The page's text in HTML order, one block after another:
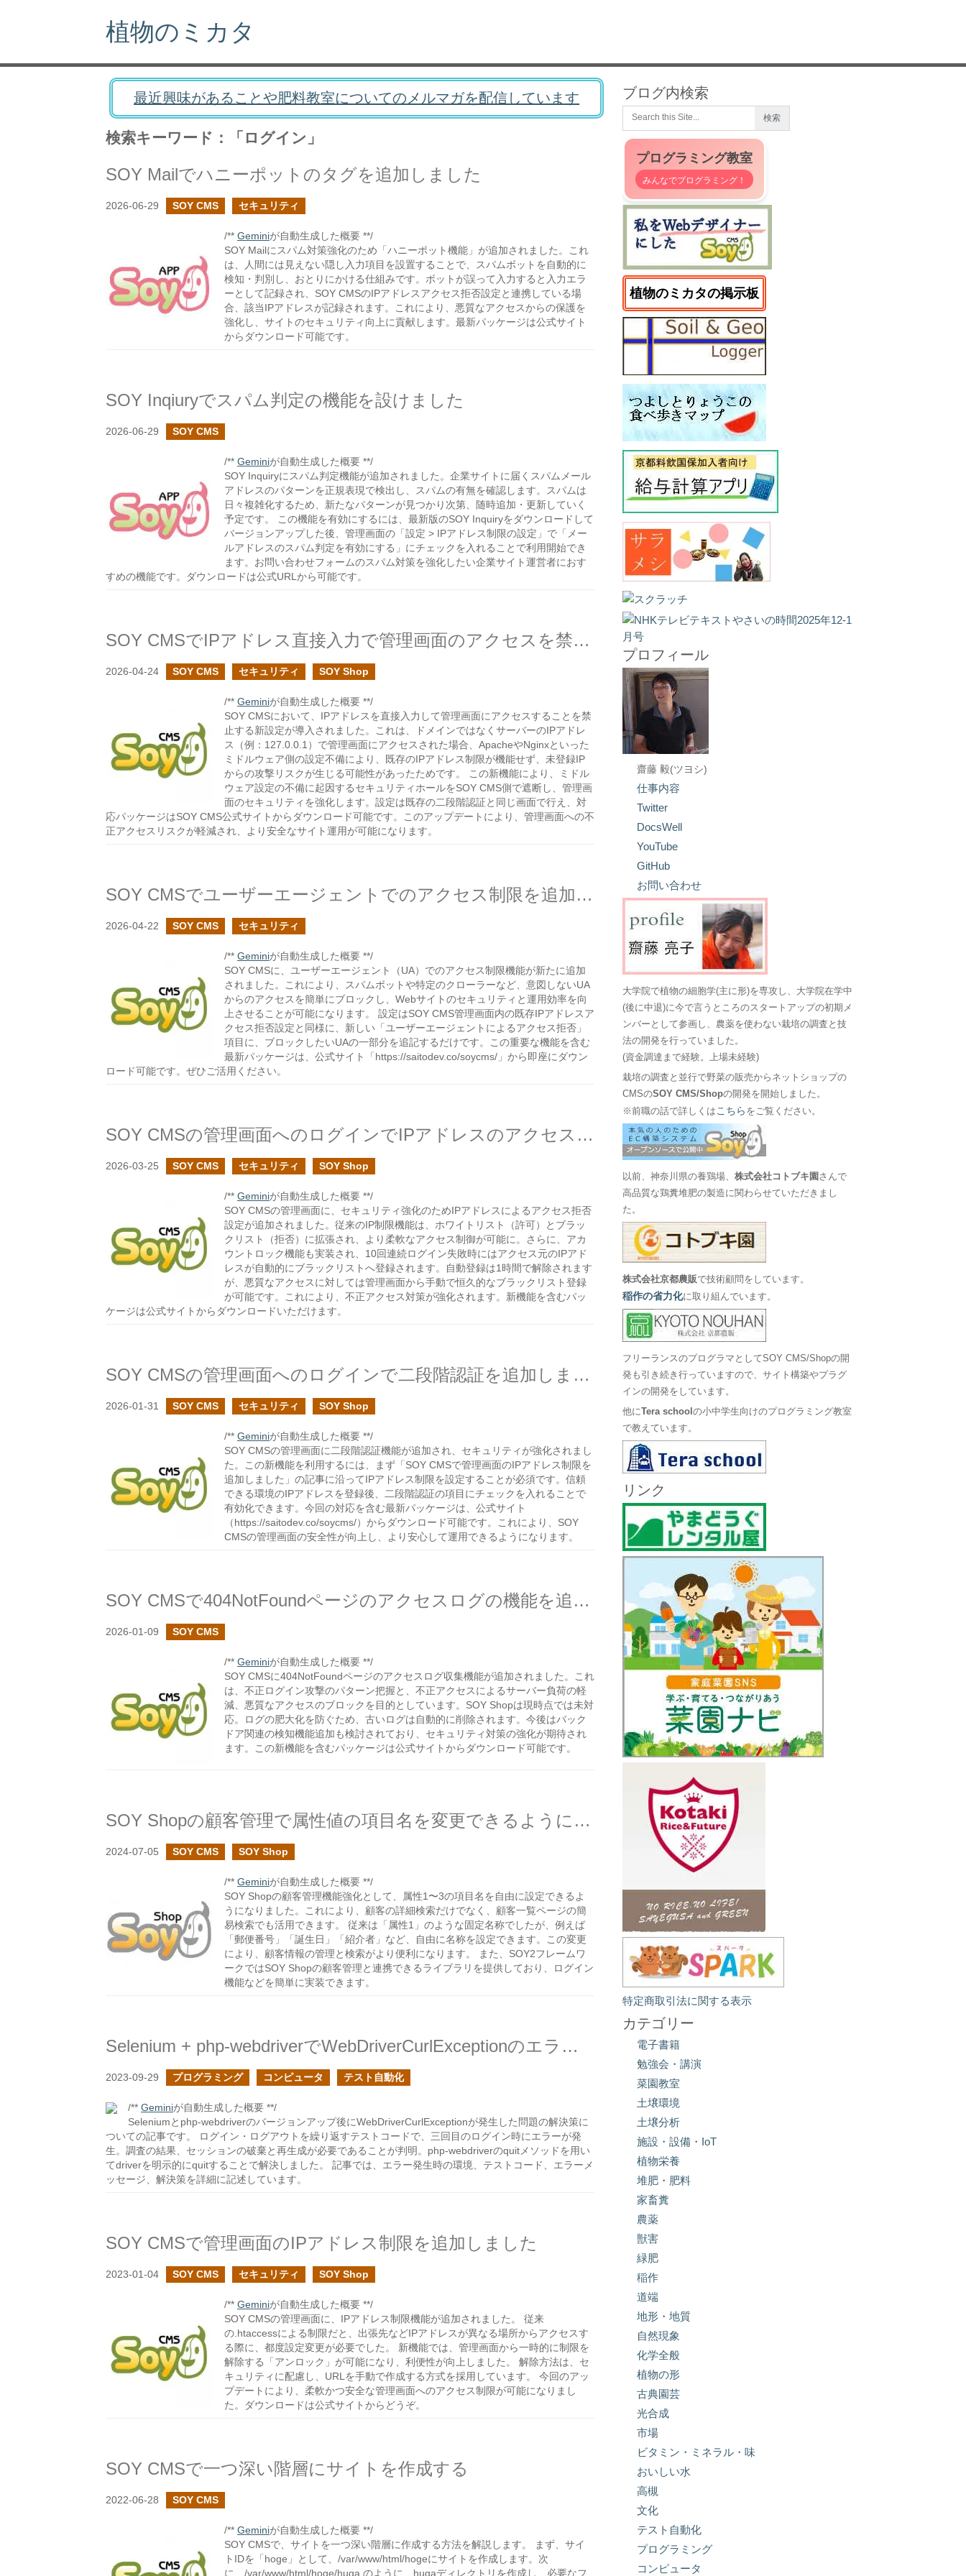
植物のミカタ
最近興味があることや肥料教室についてのメルマガを配信しています
検索キーワード：「ログイン」
SOY Mailでハニーポットのタグを追加しました
2026-06-29 SOY CMS セキュリティ
/** Geminiが自動生成した概要 **/
SOY Mailにスパム対策強化のため「ハニーポット機能」が追加されました。これ
は、人間には見えない隠し入力項目を設置することで、スパムボットを自動的に
検知・判別し、おとりにかける仕組みです。ボットが誤って入力すると入力エラ
ーとして記録され、SOY CMSのIPアドレスアクセス拒否設定と連携している場
合、該当IPアドレスが記録されます。これにより、悪質なアクセスからの保護を
強化し、サイトのセキュリティ向上に貢献します。最新パッケージは公式サイト
からダウンロード可能です。
SOY Inqiuryでスパム判定の機能を設けました
2026-06-29 SOY CMS
/** Geminiが自動生成した概要 **/
SOY Inquiryにスパム判定機能が追加されました。企業サイトに届くスパムメール
アドレスのパターンを正規表現で検出し、スパムの有無を確認します。スパムは
日々複雑化するため、新たなパターンが見つかり次第、随時追加・更新していく
予定です。 この機能を有効にするには、最新版のSOY Inquiryをダウンロードして
バージョンアップした後、管理画面の「設定 > IPアドレス制限の設定」で「メー
ルアドレスのスパム判定を有効にする」にチェックを入れることで利用開始でき
ます。お問い合わせフォームのスパム対策を強化したい企業サイト運営者におす
すめの機能です。ダウンロードは公式URLから可能です。
SOY CMSでIPアドレス直接入力で管理画面のアクセスを禁止する設定を設けました。
2026-04-24 SOY CMS セキュリティ SOY Shop
/** Geminiが自動生成した概要 **/
SOY CMSにおいて、IPアドレスを直接入力して管理画面にアクセスすることを禁
止する新設定が導入されました。これは、ドメインではなくサーバーのIPアドレ
ス（例：127.0.0.1）で管理画面にアクセスされた場合、ApacheやNginxといった
ミドルウェア側の設定不備により、既存のIPアドレス制限が機能せず、未登録IP
からの攻撃リスクが生じる可能性があったためです。 この新機能により、ミドル
ウェア設定の不備に起因するセキュリティホールをSOY CMS側で遮断し、管理画
面のセキュリティを強化します。設定は既存の二段階認証と同じ画面で行え、対
応パッケージはSOY CMS公式サイトからダウンロード可能です。このアップデートにより、管理画面への不
正アクセスリスクが軽減され、より安全なサイト運用が可能になります。
SOY CMSでユーザーエージェントでのアクセス制限を追加しました
2026-04-22 SOY CMS セキュリティ
/** Geminiが自動生成した概要 **/
SOY CMSに、ユーザーエージェント（UA）でのアクセス制限機能が新たに追加
されました。これにより、スパムボットや特定のクローラーなど、意図しないUA
からのアクセスを簡単にブロックし、Webサイトのセキュリティと運用効率を向
上させることが可能になります。 設定はSOY CMS管理画面内の既存IPアドレスア
クセス拒否設定と同様に、新しい「ユーザーエージェントによるアクセス拒否」
項目に、ブロックしたいUAの一部分を追記するだけです。この重要な機能を含む
最新パッケージは、公式サイト「https://saitodev.co/soycms/」から即座にダウン
ロード可能です。ぜひご活用ください。
SOY CMSの管理画面へのログインでIPアドレスのアクセス拒否設定を追加しました
2026-03-25 SOY CMS セキュリティ SOY Shop
/** Geminiが自動生成した概要 **/
SOY CMSの管理画面に、セキュリティ強化のためIPアドレスによるアクセス拒否
設定が追加されました。従来のIP制限機能は、ホワイトリスト（許可）とブラッ
クリスト（拒否）に拡張され、より柔軟なアクセス制御が可能に。さらに、アカ
ウントロック機能も実装され、10回連続ログイン失敗時にはアクセス元のIPアド
レスが自動的にブラックリストへ登録されます。自動登録は1時間で解除されます
が、悪質なアクセスに対しては管理画面から手動で恒久的なブラックリスト登録
が可能です。これにより、不正アクセス対策が強化されます。新機能を含むパッ
ケージは公式サイトからダウンロードいただけます。
SOY CMSの管理画面へのログインで二段階認証を追加しました
2026-01-31 SOY CMS セキュリティ SOY Shop
/** Geminiが自動生成した概要 **/
SOY CMSの管理画面に二段階認証機能が追加され、セキュリティが強化されまし
た。この新機能を利用するには、まず「SOY CMSで管理画面のIPアドレス制限を
追加しました」の記事に沿ってIPアドレス制限を設定することが必須です。信頼
できる環境のIPアドレスを登録後、二段階認証の項目にチェックを入れることで
有効化できます。今回の対応を含む最新パッケージは、公式サイト
（https://saitodev.co/soycms/）からダウンロード可能です。これにより、SOY
CMSの管理画面の安全性が向上し、より安心して運用できるようになります。
SOY CMSで404NotFoundページのアクセスログの機能を追加しました
2026-01-09 SOY CMS
/** Geminiが自動生成した概要 **/
SOY CMSに404NotFoundページのアクセスログ収集機能が追加されました。これ
は、不正ログイン攻撃のパターン把握と、不正アクセスによるサーバー負荷の軽
減、悪質なアクセスのブロックを目的としています。SOY Shopは現時点では未対
応。ログの肥大化を防ぐため、古いログは自動的に削除されます。今後はバック
ドア関連の検知機能追加も検討されており、セキュリティ対策の強化が期待され
ます。この新機能を含むパッケージは公式サイトからダウンロード可能です。
SOY Shopの顧客管理で属性値の項目名を変更できるようにしました
2024-07-05 SOY CMS SOY Shop
/** Geminiが自動生成した概要 **/
SOY Shopの顧客管理機能強化として、属性1〜3の項目名を自由に設定できるよ
うになりました。これにより、顧客の詳細検索だけでなく、顧客一覧ページの簡
易検索でも活用できます。 従来は「属性1」のような固定名称でしたが、例えば
「郵便番号」「誕生日」「紹介者」など、自由に名称を設定できます。この変更
により、顧客情報の管理と検索がより便利になります。 また、SOY2フレームワ
ークではSOY Shopの顧客管理と連携できるライブラリを提供しており、ログイン
機能などを簡単に実装できます。
Selenium + php-webdriverでWebDriverCurlExceptionのエラーにハマった時の対処
2023-09-29 プログラミング コンピュータ テスト自動化
/** Geminiが自動生成した概要 **/
Seleniumとphp-webdriverのバージョンアップ後にWebDriverCurlExceptionが発生した問題の解決策に
ついての記事です。 ログイン・ログアウトを繰り返すテストコードで、三回目のログイン時にエラーが発
生。調査の結果、セッションの破棄と再生成が必要であることが判明。php-webdriverのquitメソッドを用い
てdriverを明示的にquitすることで解決しました。 記事では、エラー発生時の環境、テストコード、エラーメ
ッセージ、解決策を詳細に記述しています。
SOY CMSで管理画面のIPアドレス制限を追加しました
2023-01-04 SOY CMS セキュリティ SOY Shop
/** Geminiが自動生成した概要 **/
SOY CMSの管理画面に、IPアドレス制限機能が追加されました。 従来
の.htaccessによる制限だと、出張先などIPアドレスが異なる場所からアクセスす
る際に、都度設定変更が必要でした。 新機能では、管理画面から一時的に制限を
解除する「アンロック」が可能になり、利便性が向上しました。 解除方法は、セ
キュリティに配慮し、URLを手動で作成する方式を採用しています。 今回のアッ
プデートにより、柔軟かつ安全な管理画面へのアクセス制限が可能になりまし
た。ダウンロードは公式サイトからどうぞ。
SOY CMSで一つ深い階層にサイトを作成する
2022-06-28 SOY CMS
/** Geminiが自動生成した概要 **/
SOY CMSで、サイトを一つ深い階層に作成する方法を解説します。 まず、サイ
トIDを「hoge」として、/var/www/html/hogeにサイトを作成します。次
に、/var/www/html/hoge/huga のように、hugaディレクトリを作成し、必要なフ
ブログ内検索
プログラミング教室
みんなでプログラミング！
植物のミカタの掲示板
プロフィール
齋藤 毅(ツヨシ)
仕事内容
Twitter
DocsWell
YouTube
GitHub
お問い合わせ
大学院で植物の細胞学(主に形)を専攻し、大学院在学中
(後に中退)に今で言うところのスタートアップの初期メ
ンバーとして参画し、農薬を使わない栽培の調査と技
法の開発を行っていました。
(資金調達まで経験。上場未経験)
栽培の調査と並行で野菜の販売からネットショップの
CMSのSOY CMS/Shopの開発を開始しました。
※前職の話で詳しくは こちら をご覧ください。
以前、神奈川県の養鶏場、株式会社コトブキ園 さんで
高品質な鶏糞堆肥の製造に関わらせていただきまし
た。
株式会社京都農販で技術顧問をしています。
稲作の省力化に取り組んでいます。
フリーランスのプログラマとしてSOY CMS/Shopの開
発も引き続き行っていますので、サイト構築やプラグ
インの開発をしています。
他にTera schoolの小中学生向けのプログラミング教室
で教えています。
リンク
特定商取引法に関する表示
カテゴリー
電子書籍
勉強会・講演
菜園教室
土壌環境
土壌分析
施設・設備・IoT
植物栄養
堆肥・肥料
家畜糞
農薬
獣害
緑肥
稲作
道端
地形・地質
自然現象
化学全般
植物の形
古典園芸
光合成
市場
ビタミン・ミネラル・味
おいしい水
高槻
文化
テスト自動化
プログラミング
コンピュータ